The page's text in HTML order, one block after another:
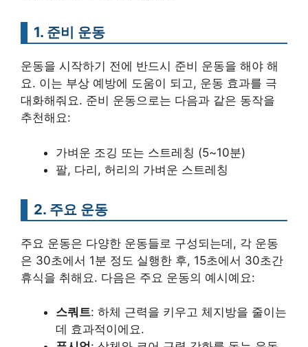
1. 준비 운동
운동을 시작하기 전에 반드시 준비 운동을 해야 해
요. 이는 부상 예방에 도움이 되고, 운동 효과를 극
대화해줘요. 준비 운동으로는 다음과 같은 동작을
추천해요:
가벼운 조깅 또는 스트레칭 (5~10분)
팔, 다리, 허리의 가벼운 스트레칭
2. 주요 운동
주요 운동은 다양한 운동들로 구성되는데, 각 운동
은 30초에서 1분 정도 실행한 후, 15초에서 30초간
휴식을 취해요. 다음은 주요 운동의 예시예요:
스쿼트: 하체 근력을 키우고 체지방을 줄이는
데 효과적이에요.